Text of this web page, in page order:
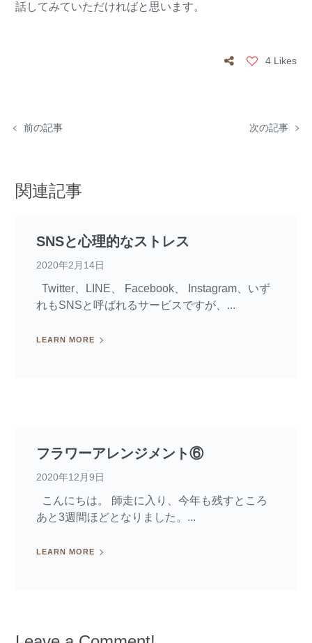
話してみていただければと思います。
4 Likes
前の記事 次の記事
関連記事
SNSと心理的なストレス
2020年2月14日
Twitter、LINE、 Facebook、 Instagram、いず
れもSNSと呼ばれるサービスですが、...
LEARN MORE
フラワーアレンジメント⑥
2020年12月9日
こんにちは。 師走に入り、今年も残すところ
あと3週間ほどとなりました。...
LEARN MORE